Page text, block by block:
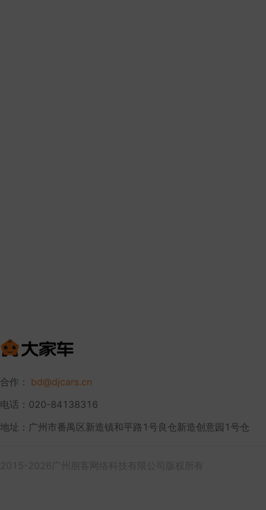
合作： bd@djcars.cn
电话：020-84138316
地址：广州市番禺区新造镇和平路1号良仓新造创意园1号仓